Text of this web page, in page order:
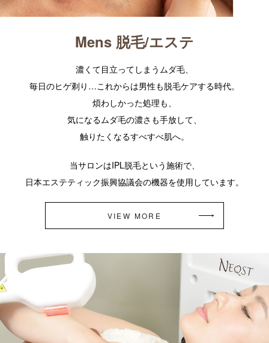
Mens 脱毛/エステ
濃くて目立ってしまうムダ毛、
毎日のヒゲ剃り…これからは男性も脱毛ケアする時代。
煩わしかった処理も、
気になるムダ毛の濃さも手放して、
触りたくなるすべすべ肌へ。
当サロンはIPL脱毛という施術で、
日本エステティック振興協議会の機器を使用しています。
VIEW MORE